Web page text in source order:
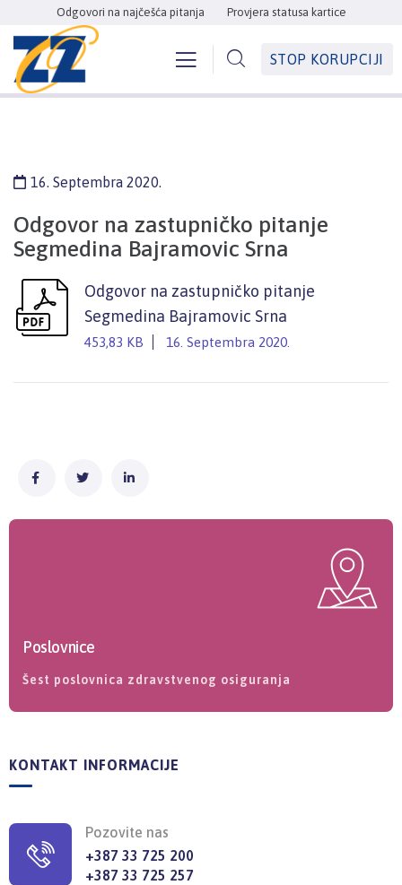
Odgovori na najčešća pitanja Provjera statusa kartice
STOP KORUPCIJI
16. Septembra 2020.
Odgovor na zastupničko pitanje
Segmedina Bajramovic Srna
Odgovor na zastupničko pitanje
Segmedina Bajramovic Srna
453,83 KB 16. Septembra 2020.
Poslovnice
Šest poslovnica zdravstvenog osiguranja
KONTAKT INFORMACIJE
Pozovite nas
+387 33 725 200
+387 33 725 257